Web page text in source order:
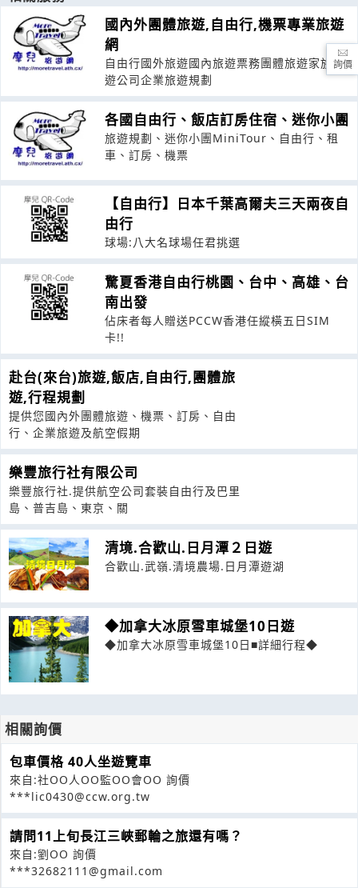
國內外團體旅遊,自由行,機票專業旅遊
網
自由行國外旅遊國內旅遊票務團體旅遊家族旅
遊公司企業旅遊規劃
各國自由行、飯店訂房住宿、迷你小團
旅遊規劃、迷你小團MiniTour、自由行、租
車、訂房、機票
【自由行】日本千葉高爾夫三天兩夜自
由行
球場:八大名球場任君挑選
驚夏香港自由行桃園、台中、高雄、台
南出發
佔床者每人贈送PCCW香港任縱橫五日SIM
卡!!
赴台(來台)旅遊,飯店,自由行,團體旅
遊,行程規劃
提供您國內外團體旅遊、機票、訂房、自由
行、企業旅遊及航空假期
樂豐旅行社有限公司
樂豐旅行社.提供航空公司套裝自由行及巴里
島、普吉島、東京、關
清境.合歡山.日月潭２日遊
合歡山.武嶺.清境農場.日月潭遊湖
◆加拿大冰原雪車城堡10日遊
◆加拿大冰原雪車城堡10日■詳細行程◆
相關詢價
包車價格 40人坐遊覽車
來自:社OO人OO監OO會OO 詢價
***lic0430@ccw.org.tw
請問11上旬長江三峽郵輪之旅還有嗎？
來自:劉OO 詢價
***32682111@gmail.com
詢價